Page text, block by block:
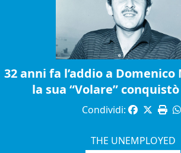
32 anni fa l’addio a
la sua “Volare”
Condividi:
THE UNEMPLOYED